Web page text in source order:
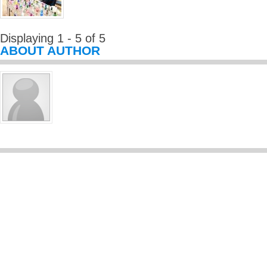
Displaying 1 - 5 of 5
ABOUT AUTHOR